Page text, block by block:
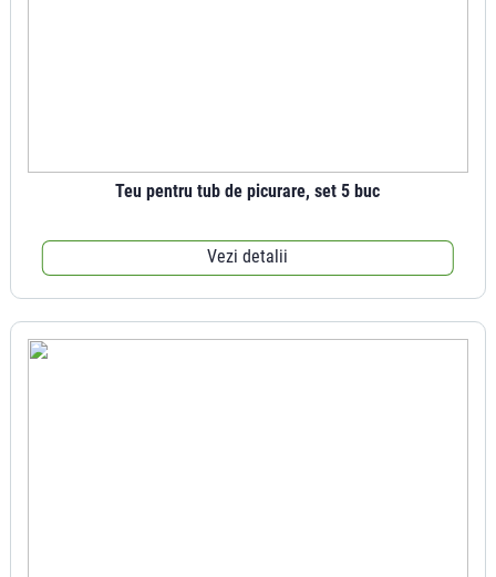
Teu pentru tub de picurare, set 5 buc
Vezi detalii